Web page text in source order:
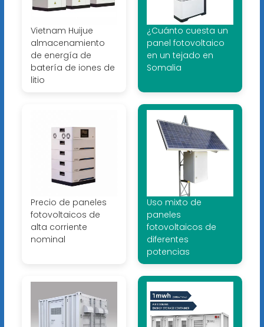
Vietnam Huijue
almacenamiento
de energía de
batería de iones de
litio
¿Cuánto cuesta un
panel fotovoltaico
en un tejado en
Somalia
Precio de paneles
fotovoltaicos de
alta corriente
nominal
Uso mixto de
paneles
fotovoltaicos de
diferentes
potencias